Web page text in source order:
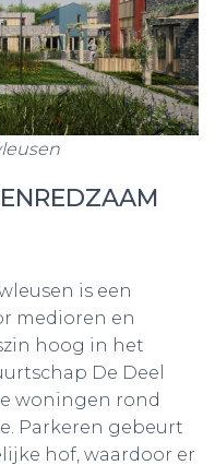
is een
medioren en
hoog in het
De Deel
woningen rond
Parkeren gebeurt
hof, waardoor er